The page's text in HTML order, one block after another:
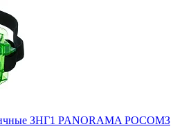
ЗНГ1 PANORAMA РОСОМЗ